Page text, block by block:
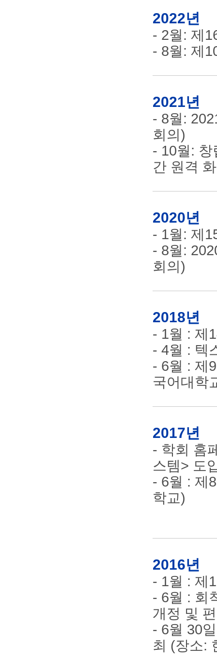
2022년
- 2월: 제
- 8월: 제
2021년
- 8월:
회의)
- 10월:
간 원격
2020년
- 1월: 제
- 8월:
회의)
2018년
- 1월 : 제
- 4월 : 텍
- 6월 : 제
국어대학
2017년
- 학회 홈
스템> 도
- 6월 : 제
학교)
2016년
- 1월 : 제
- 6월 : 회
개정 및
- 6월 30
최 (장소: